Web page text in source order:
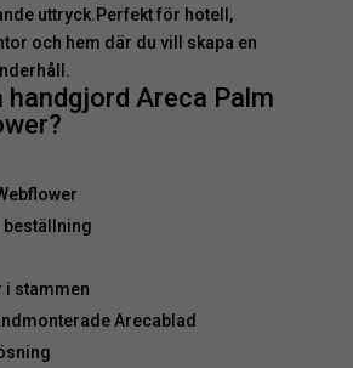
uttryck.Perfekt för hotell,
och hem där du vill skapa en
Areca Palm
i stammen
Arecablad